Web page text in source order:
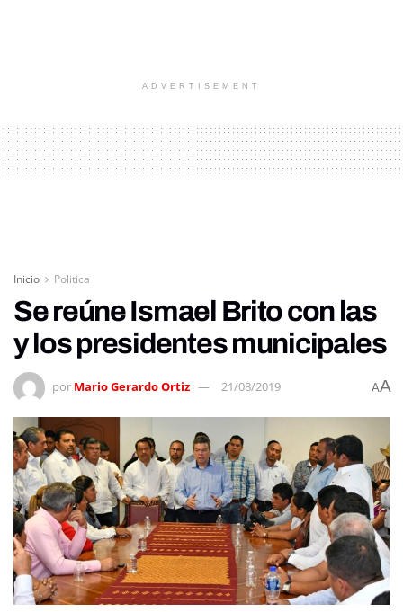
ADVERTISEMENT
Inicio Politica
Se reúne Ismael Brito con las
y los presidentes municipales
por Mario Gerardo Ortiz 21/08/2019 AA